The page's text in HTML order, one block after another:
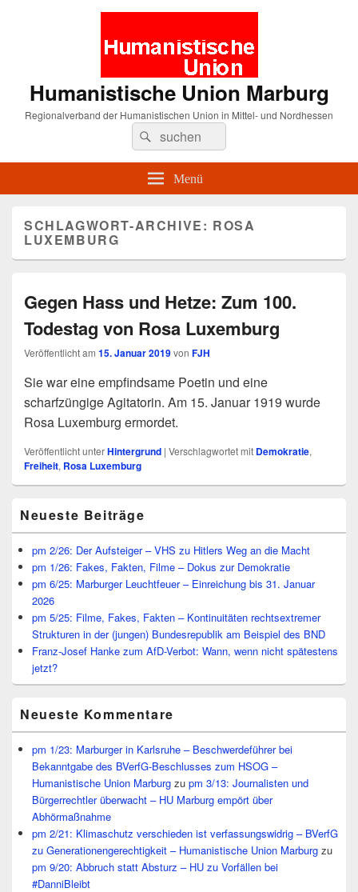
Humanistische Union Marburg
Regionalverband der Humanistischen Union in Mittel- und Nordhessen
Suche
nach:
Suchen
Menü
SCHLAGWORT-ARCHIVE: ROSA
LUXEMBURG
Gegen Hass und Hetze: Zum 100.
Todestag von Rosa Luxemburg
Veröffentlicht am 15. Januar 2019von FJH
Sie war eine empfindsame Poetin und eine
scharfzüngige Agitatorin. Am 15. Januar 1919 wurde
Rosa Luxemburg ermordet.
Veröffentlicht unterHintergrund | Verschlagwortet mit Demokratie,
Freiheit, Rosa Luxemburg
Seitenleisten
Widget-
Bereich
Neueste Beiträge
pm 2/26: Der Aufsteiger – VHS zu Hitlers Weg an die Macht
pm 1/26: Fakes, Fakten, Filme – Dokus zur Demokratie
pm 6/25: Marburger Leuchtfeuer – Einreichung bis 31. Januar
2026
pm 5/25: Filme, Fakes, Fakten – Kontinuitäten rechtsextremer
Strukturen in der (jungen) Bundesrepublik am Beispiel des BND
Franz-Josef Hanke zum AfD-Verbot: Wann, wenn nicht spätestens
jetzt?
Neueste Kommentare
pm 1/23: Marburger in Karlsruhe – Beschwerdeführer bei
Bekanntgabe des BVerfG-Beschlusses zum HSOG –
Humanistische Union Marburg zu pm 3/13: Journalisten und
Bürgerrechtler überwacht – HU Marburg empört über
Abhörmaßnahme
pm 2/21: Klimaschutz verschieden ist verfassungswidrig – BVerfG
zu Generationengerechtigkeit – Humanistische Union Marburg zu
pm 9/20: Abbruch statt Absturz – HU zu Vorfällen bei
#DanniBleibt